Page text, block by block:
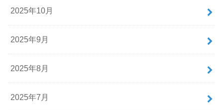
2025年10月
2025年9月
2025年8月
2025年7月